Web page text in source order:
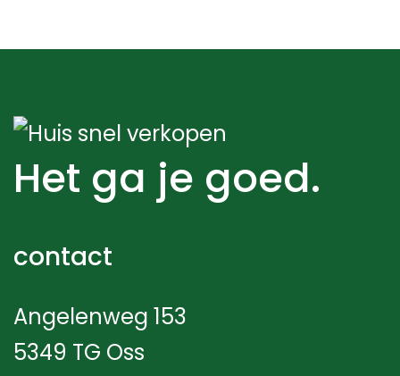
Het ga je goed.
contact
Angelenweg 153
5349 TG Oss